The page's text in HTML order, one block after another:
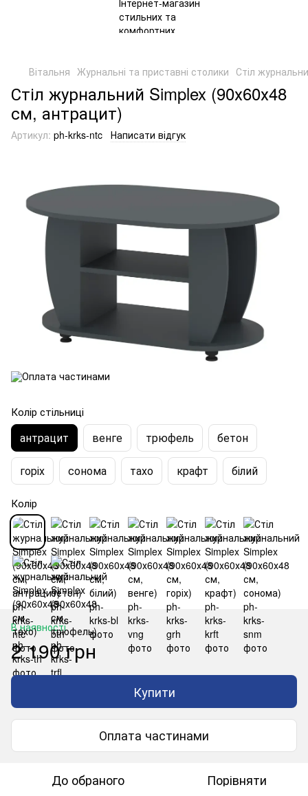
Вітальня Журнальні та приставні столики Стіл
Стіл журнальний Simplex (90х60х48
см, антрацит)
Артикул: ph-krks-ntc Написати відгук
Колір стільниці
антрацит венге трюфель бетон
горіх сонома тахо крафт білий
Колір
В наявності
2 190 грн
Купити
Оплата частинами
До обраного Порівняти